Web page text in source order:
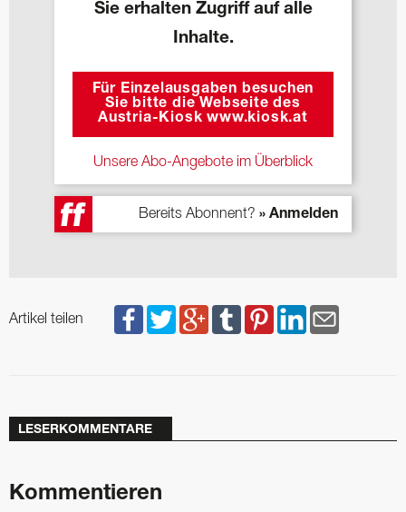
Sie erhalten Zugriff auf alle
Inhalte.
Für Einzelausgaben besuchen
Sie bitte die Webseite des
Austria-Kiosk www.kiosk.at
Unsere Abo-Angebote im Überblick
Bereits Abonnent? » Anmelden
Artikel teilen
LESERKOMMENTARE
Kommentieren